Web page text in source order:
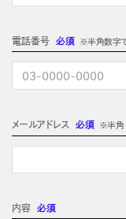
電話番号必須 ※半角数字
メールアドレス 必須 ※半角
内容 必須